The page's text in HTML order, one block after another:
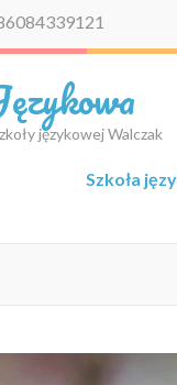
językowej Walczak
Szkoła